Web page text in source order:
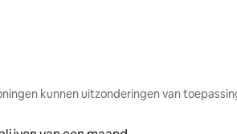
kunnen uitzonderingen van